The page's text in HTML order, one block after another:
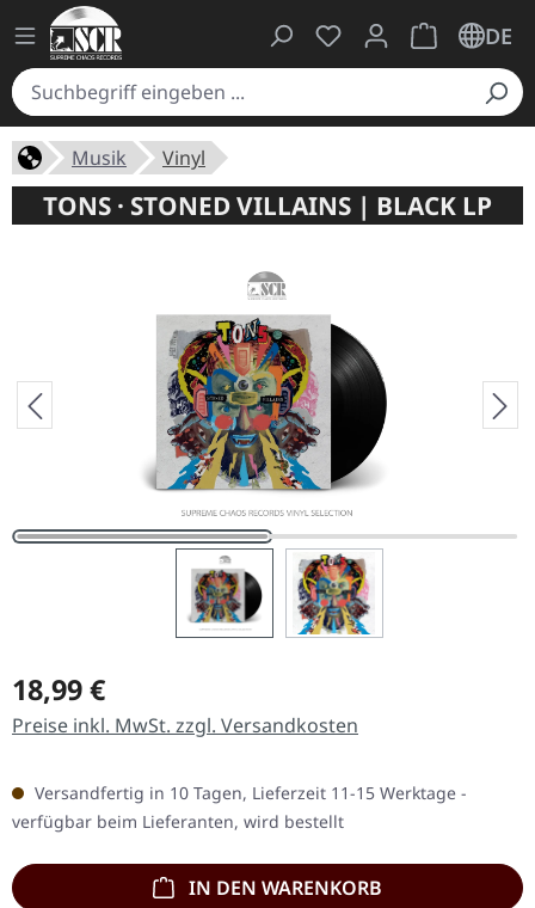
Du hast 0 Produkte
Warenkorb
DE
Musik Vinyl
TONS · STONED VILLAINS | BLACK LP
Regulärer Preis:
18,99 €
Preise inkl. MwSt. zzgl. Versandkosten
Versandfertig in 10 Tagen, Lieferzeit 11-15 Werktage -
verfügbar beim Lieferanten, wird bestellt
IN DEN WARENKORB